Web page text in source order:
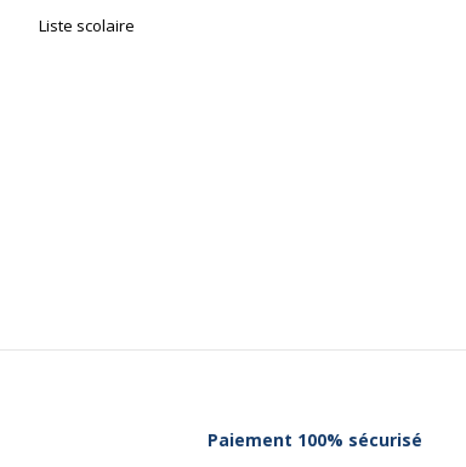
Liste scolaire
Paiement 100% sécurisé